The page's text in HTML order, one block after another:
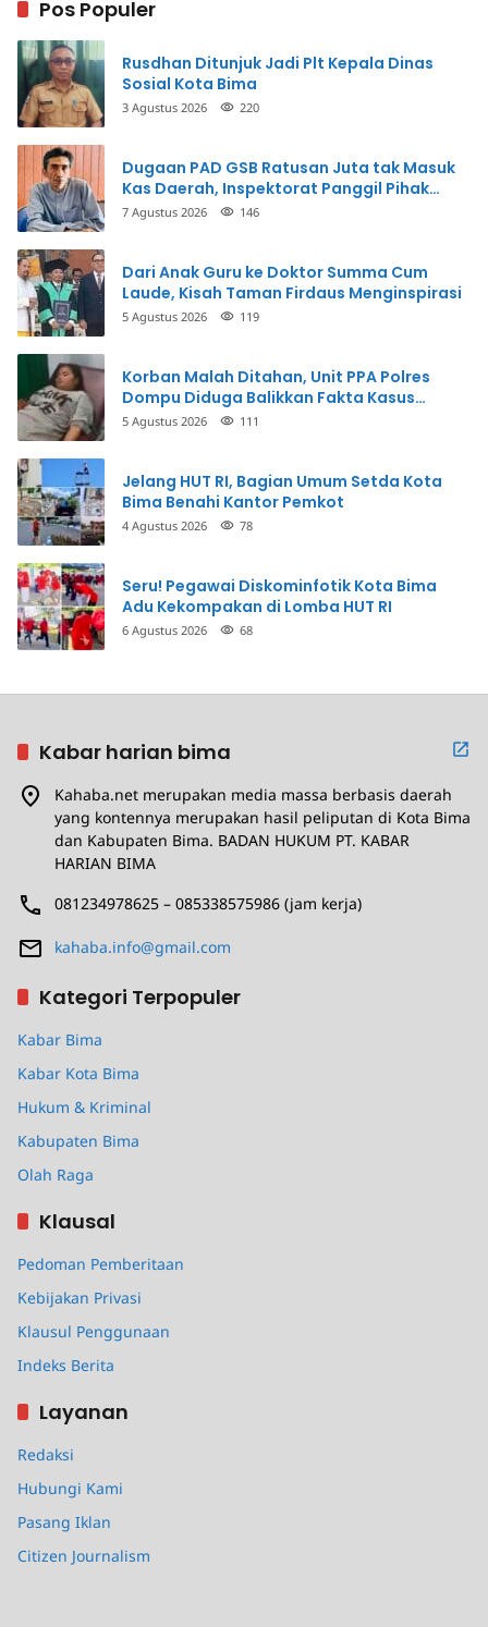
Pos Populer
Rusdhan Ditunjuk Jadi Plt Kepala Dinas
Sosial Kota Bima
3 Agustus 2026 220
Dugaan PAD GSB Ratusan Juta tak Masuk
Kas Daerah, Inspektorat Panggil Pihak
Terkait
7 Agustus 2026 146
Dari Anak Guru ke Doktor Summa Cum
Laude, Kisah Taman Firdaus Menginspirasi
5 Agustus 2026 119
Korban Malah Ditahan, Unit PPA Polres
Dompu Diduga Balikkan Fakta Kasus
Penganiayaan
5 Agustus 2026 111
Jelang HUT RI, Bagian Umum Setda Kota
Bima Benahi Kantor Pemkot
4 Agustus 2026 78
Seru! Pegawai Diskominfotik Kota Bima
Adu Kekompakan di Lomba HUT RI
6 Agustus 2026 68
Kabar harian bima
Kahaba.net merupakan media massa berbasis daerah
yang kontennya merupakan hasil peliputan di Kota Bima
dan Kabupaten Bima. BADAN HUKUM PT. KABAR
HARIAN BIMA
081234978625 – 085338575986 (jam kerja)
kahaba.info@gmail.com
Kategori Terpopuler
Kabar Bima
Kabar Kota Bima
Hukum & Kriminal
Kabupaten Bima
Olah Raga
Klausal
Pedoman Pemberitaan
Kebijakan Privasi
Klausul Penggunaan
Indeks Berita
Layanan
Redaksi
Hubungi Kami
Pasang Iklan
Citizen Journalism